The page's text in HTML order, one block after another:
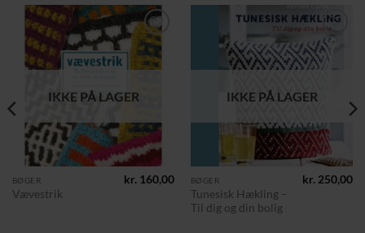
Tilføj til
ønskeliste
IKKE PÅ LAGER
BØGER
Vævestrik
kr. 160,00
Tilføj til
ønskeliste
IKKE PÅ LAGER
BØGER
Tunesisk Hækling –
Til dig og din bolig
kr. 250,00